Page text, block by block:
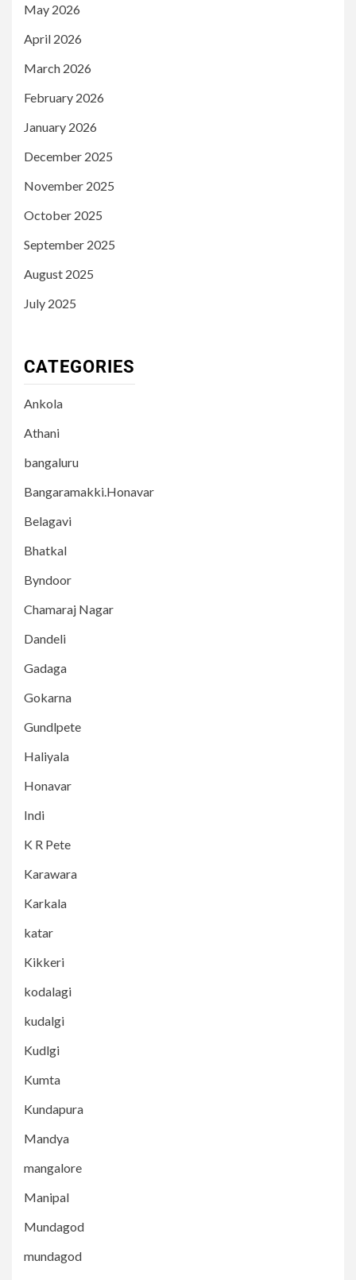
May 2026
April 2026
March 2026
February 2026
January 2026
December 2025
November 2025
October 2025
September 2025
August 2025
July 2025
CATEGORIES
Ankola
Athani
bangaluru
Bangaramakki.Honavar
Belagavi
Bhatkal
Byndoor
Chamaraj Nagar
Dandeli
Gadaga
Gokarna
Gundlpete
Haliyala
Honavar
Indi
K R Pete
Karawara
Karkala
katar
Kikkeri
kodalagi
kudalgi
Kudlgi
Kumta
Kundapura
Mandya
mangalore
Manipal
Mundagod
mundagod